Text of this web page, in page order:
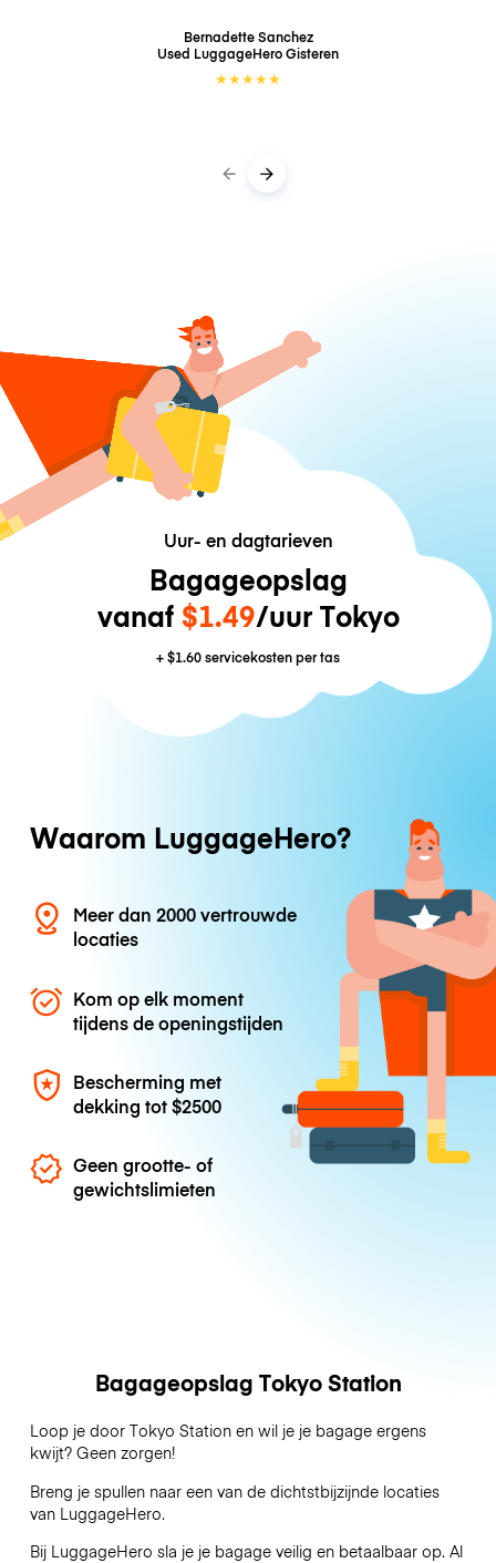
Bernadette Sanchez
Used LuggageHeroGisteren
★★★★★
Uur- en dagtarieven
Bagageopslag
vanaf $1.49/uur Tokyo
+$1.60servicekosten per tas
Waarom LuggageHero?
Meer dan 2000 vertrouwde
locaties
Kom op elk moment
tijdens de openingstijden
Bescherming met
dekking tot$2500
Geen grootte- of
gewichtslimieten
Bagageopslag Tokyo Station
Loop je door Tokyo Station en wil je je bagage ergens
kwijt? Geen zorgen!
Breng je spullen naar een van de dichtstbijzijnde locaties
van LuggageHero.
Bij LuggageHero sla je je bagage veilig en betaalbaar op. Al